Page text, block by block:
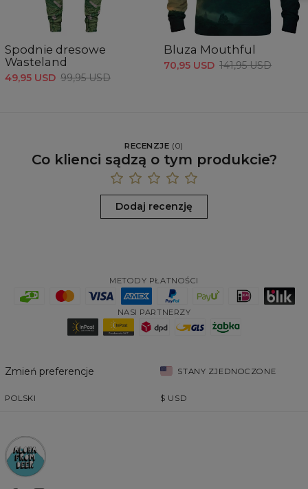
Spodnie dresowe
Wasteland
49,95 USD 99,95 USD
Bluza Mouthful
70,95 USD 141,95 USD
RECENZJE (0)
Co klienci sądzą o tym produkcie?
Dodaj recenzję
METODY PŁATNOŚCI
NASI PARTNERZY
Zmień preferencje STANY ZJEDNOCZONE
POLSKI $ USD